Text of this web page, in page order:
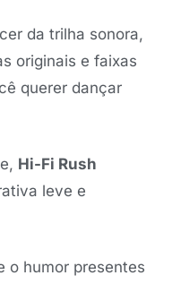
da trilha sonora,
originais e faixas
querer dançar
Hi-Fi Rush
leve e
o humor presentes